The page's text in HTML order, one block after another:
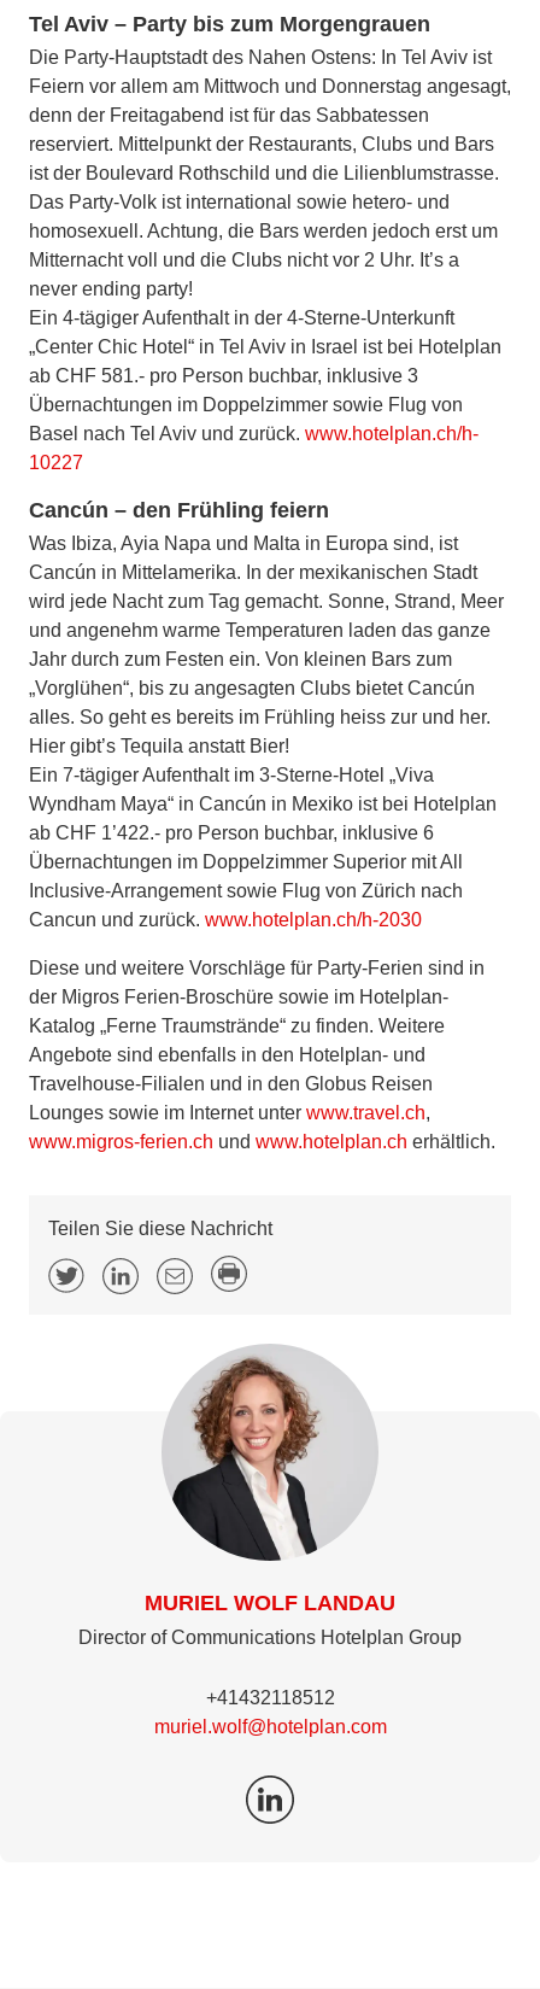
Tel Aviv – Party bis zum Morgengrauen
Die Party-Hauptstadt des Nahen Ostens: In Tel Aviv ist
Feiern vor allem am Mittwoch und Donnerstag angesagt,
denn der Freitagabend ist für das Sabbatessen
reserviert. Mittelpunkt der Restaurants, Clubs und Bars
ist der Boulevard Rothschild und die Lilienblumstrasse.
Das Party-Volk ist international sowie hetero- und
homosexuell. Achtung, die Bars werden jedoch erst um
Mitternacht voll und die Clubs nicht vor 2 Uhr. It’s a
never ending party!
Ein 4-tägiger Aufenthalt in der 4-Sterne-Unterkunft
„Center Chic Hotel“ in Tel Aviv in Israel ist bei Hotelplan
ab CHF 581.- pro Person buchbar, inklusive 3
Übernachtungen im Doppelzimmer sowie Flug von
Basel nach Tel Aviv und zurück. www.hotelplan.ch/h-
10227
Cancún – den Frühling feiern
Was Ibiza, Ayia Napa und Malta in Europa sind, ist
Cancún in Mittelamerika. In der mexikanischen Stadt
wird jede Nacht zum Tag gemacht. Sonne, Strand, Meer
und angenehm warme Temperaturen laden das ganze
Jahr durch zum Festen ein. Von kleinen Bars zum
„Vorglühen“, bis zu angesagten Clubs bietet Cancún
alles. So geht es bereits im Frühling heiss zur und her.
Hier gibt’s Tequila anstatt Bier!
Ein 7-tägiger Aufenthalt im 3-Sterne-Hotel „Viva
Wyndham Maya“ in Cancún in Mexiko ist bei Hotelplan
ab CHF 1’422.- pro Person buchbar, inklusive 6
Übernachtungen im Doppelzimmer Superior mit All
Inclusive-Arrangement sowie Flug von Zürich nach
Cancun und zurück. www.hotelplan.ch/h-2030
Diese und weitere Vorschläge für Party-Ferien sind in
der Migros Ferien-Broschüre sowie im Hotelplan-
Katalog „Ferne Traumstrände“ zu finden. Weitere
Angebote sind ebenfalls in den Hotelplan- und
Travelhouse-Filialen und in den Globus Reisen
Lounges sowie im Internet unter www.travel.ch,
www.migros-ferien.ch und www.hotelplan.ch erhältlich.
Teilen Sie diese Nachricht
MURIEL WOLF LANDAU
Director of Communications Hotelplan Group
+41432118512
muriel.wolf@hotelplan.com